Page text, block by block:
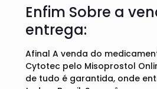
Enfim Sobre a
entrega:
Afinal A venda do
Cytotec pelo Misoprostol
de tudo é garantida, onde